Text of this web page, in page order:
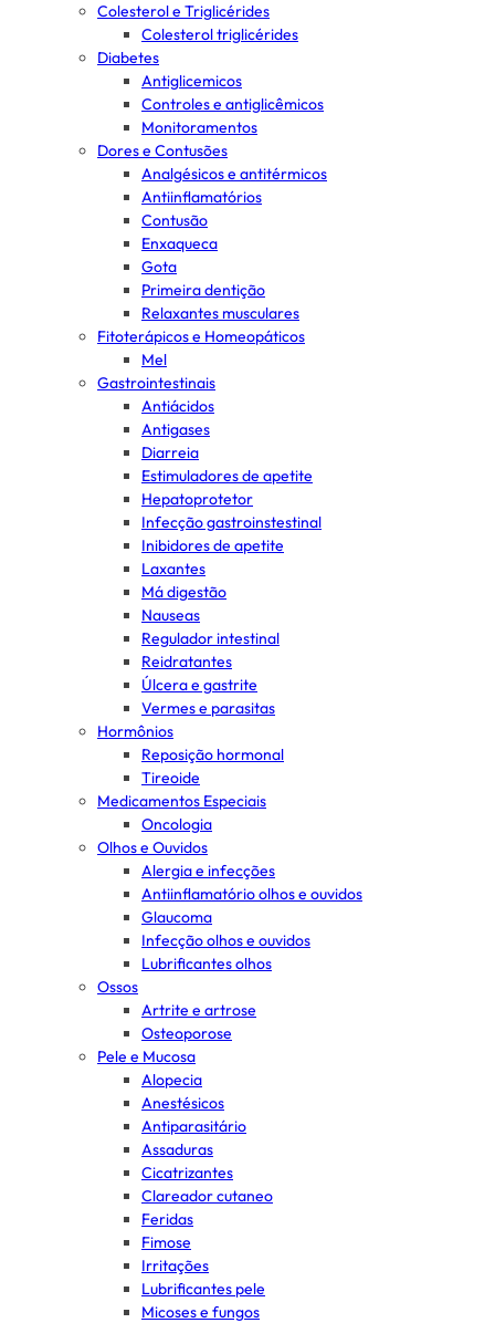
Colesterol e Triglicérides
Colesterol triglicérides
Diabetes
Antiglicemicos
Controles e antiglicêmicos
Monitoramentos
Dores e Contusões
Analgésicos e antitérmicos
Antiinflamatórios
Contusão
Enxaqueca
Gota
Primeira dentição
Relaxantes musculares
Fitoterápicos e Homeopáticos
Mel
Gastrointestinais
Antiácidos
Antigases
Diarreia
Estimuladores de apetite
Hepatoprotetor
Infecção gastroinstestinal
Inibidores de apetite
Laxantes
Má digestão
Nauseas
Regulador intestinal
Reidratantes
Úlcera e gastrite
Vermes e parasitas
Hormônios
Reposição hormonal
Tireoide
Medicamentos Especiais
Oncologia
Olhos e Ouvidos
Alergia e infecções
Antiinflamatório olhos e ouvidos
Glaucoma
Infecção olhos e ouvidos
Lubrificantes olhos
Ossos
Artrite e artrose
Osteoporose
Pele e Mucosa
Alopecia
Anestésicos
Antiparasitário
Assaduras
Cicatrizantes
Clareador cutaneo
Feridas
Fimose
Irritações
Lubrificantes pele
Micoses e fungos